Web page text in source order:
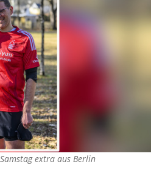
extra aus Berlin